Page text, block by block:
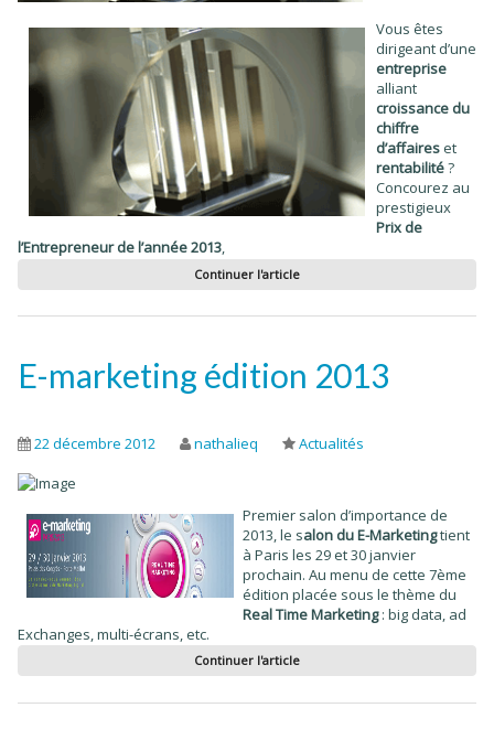
Vous êtes
dirigeant d’une
entreprise
alliant
croissance du
chiffre
d’affaireset
rentabilité?
Concourez au
prestigieux
Prix de
l’Entrepreneur de l’année 2013,
Continuer l'article
E-marketing édition 2013
22 décembre 2012 nathalieq Actualités
Premier salon d’importance de
2013, le salon du E-Marketingtient
à Paris les 29 et 30 janvier
prochain. Au menu de cette 7ème
édition placée sous le thème du
Real Time Marketing: big data, ad
Exchanges, multi-écrans, etc.
Continuer l'article